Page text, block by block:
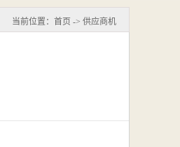
当前位置： 首页 -> 供应商机